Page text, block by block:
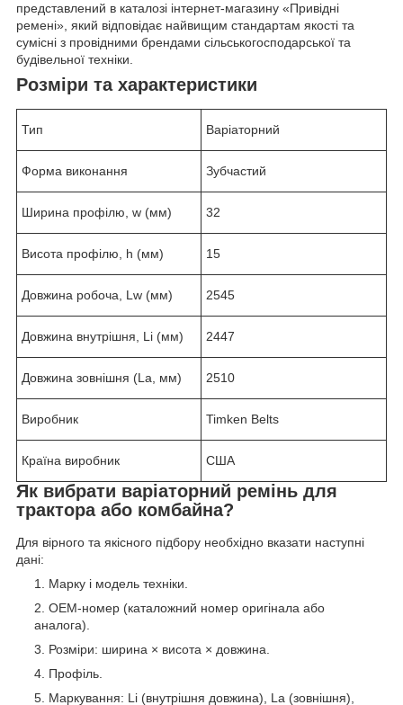
представлений в каталозі інтернет-магазину «Привідні
ремені», який відповідає найвищим стандартам якості та
сумісні з провідними брендами сільськогосподарської та
будівельної техніки.
Розміри та характеристики
Тип Варіаторний
Форма виконання Зубчастий
Ширина профілю, w (мм) 32
Висота профілю, h (мм) 15
Довжина робоча, Lw (мм) 2545
Довжина внутрішня, Li (мм) 2447
Довжина зовнішня (La, мм) 2510
Виробник Timken Belts
Країна виробник США
Як вибрати варіаторний ремінь для
трактора або комбайна?
Для вірного та якісного підбору необхідно вказати наступні
дані:
Марку і модель техніки.
OEM‑номер (каталожний номер оригінала або
аналога).
Розміри: ширина × висота × довжина.
Профіль.
Маркування: Li (внутрішня довжина), La (зовнішня),